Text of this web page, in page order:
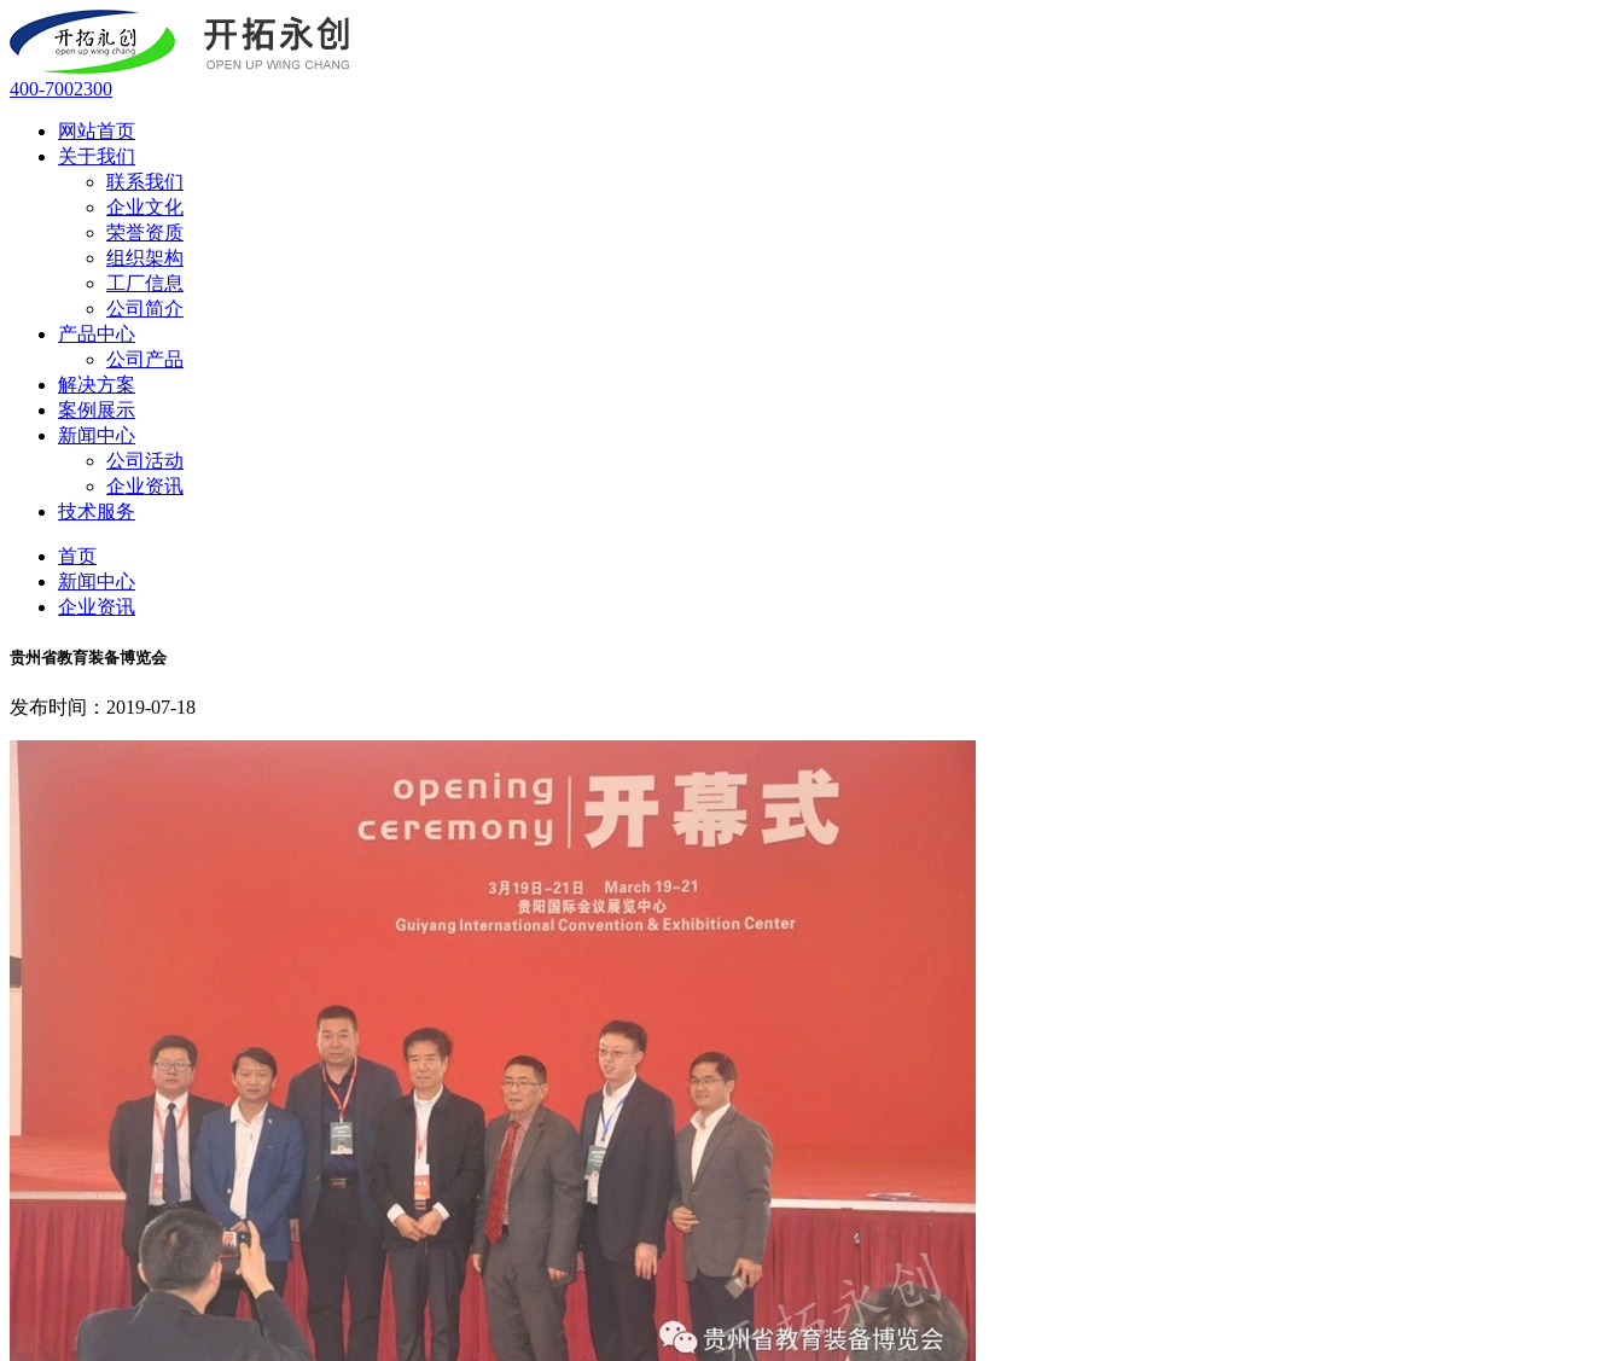
400-7002300
网站首页
关于我们
联系我们
企业文化
荣誉资质
组织架构
工厂信息
公司简介
产品中心
公司产品
解决方案
案例展示
新闻中心
公司活动
企业资讯
技术服务
首页
新闻中心
企业资讯
贵州省教育装备博览会
发布时间：2019-07-18